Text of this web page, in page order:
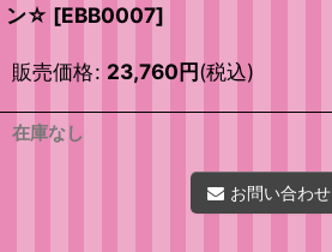
ン☆ [EBB0007]
販売価格: 23,760円(税込)
在庫なし
お問い合わせ